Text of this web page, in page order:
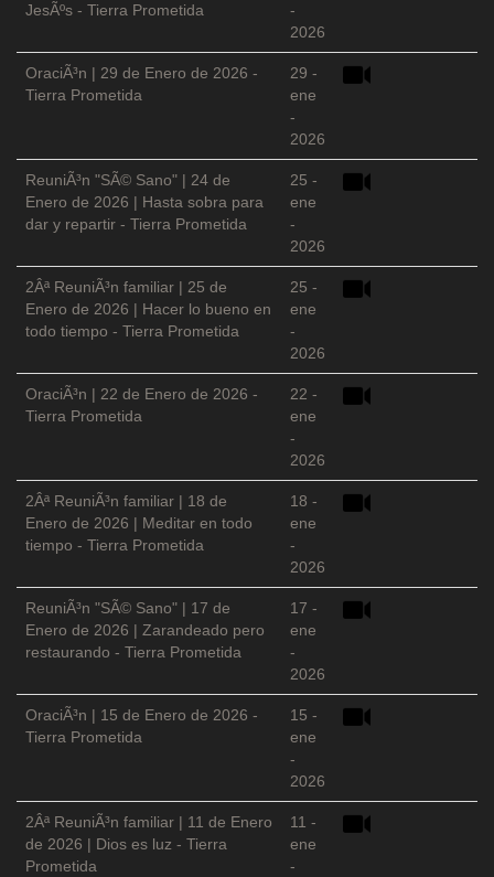
JesÃºs - Tierra Prometida
-
2026
OraciÃ³n | 29 de Enero de 2026 -
Tierra Prometida
29 -
ene
-
2026
ReuniÃ³n "SÃ© Sano" | 24 de
Enero de 2026 | Hasta sobra para
dar y repartir - Tierra Prometida
25 -
ene
-
2026
2Âª ReuniÃ³n familiar | 25 de
Enero de 2026 | Hacer lo bueno en
todo tiempo - Tierra Prometida
25 -
ene
-
2026
OraciÃ³n | 22 de Enero de 2026 -
Tierra Prometida
22 -
ene
-
2026
2Âª ReuniÃ³n familiar | 18 de
Enero de 2026 | Meditar en todo
tiempo - Tierra Prometida
18 -
ene
-
2026
ReuniÃ³n "SÃ© Sano" | 17 de
Enero de 2026 | Zarandeado pero
restaurando - Tierra Prometida
17 -
ene
-
2026
OraciÃ³n | 15 de Enero de 2026 -
Tierra Prometida
15 -
ene
-
2026
2Âª ReuniÃ³n familiar | 11 de Enero
de 2026 | Dios es luz - Tierra
Prometida
11 -
ene
-